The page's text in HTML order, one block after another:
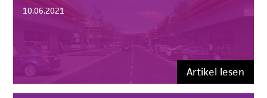
10.06.2021
Artikel lesen